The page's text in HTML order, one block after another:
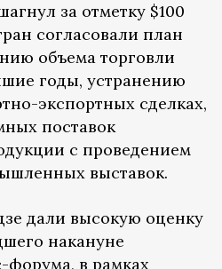
за отметку $100
согласовали план
объема торговли
годы, устранению
экспортных сделках,
поставок
с проведением
выставок.
дали высокую оценку
накануне
форума, в рамках